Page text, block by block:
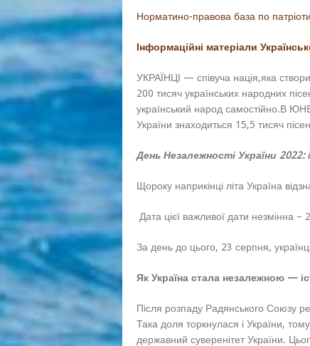
Норматино-правова база по
Інформаційні матеріали
УКРАЇНЦІ — співуча нація,яка
200 тисяч українських народних
український народ самостійно.В
України знаходиться 15,5 тисяч
День Незалежності України
Щороку наприкінці літа Україна
Дата цієї важливої дати незмінна –
За день до цього, 23 серпня,
Як Україна стала незалежною —
Після розпаду Радянського Союзу
Така доля торкнулася і України,
державний суверенітет України.